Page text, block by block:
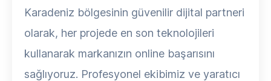
Karadeniz bölgesinin güvenilir dijital partneri
olarak, her projede en son teknolojileri
kullanarak markanızın online başarısını
sağlıyoruz. Profesyonel ekibimiz ve yaratıcı